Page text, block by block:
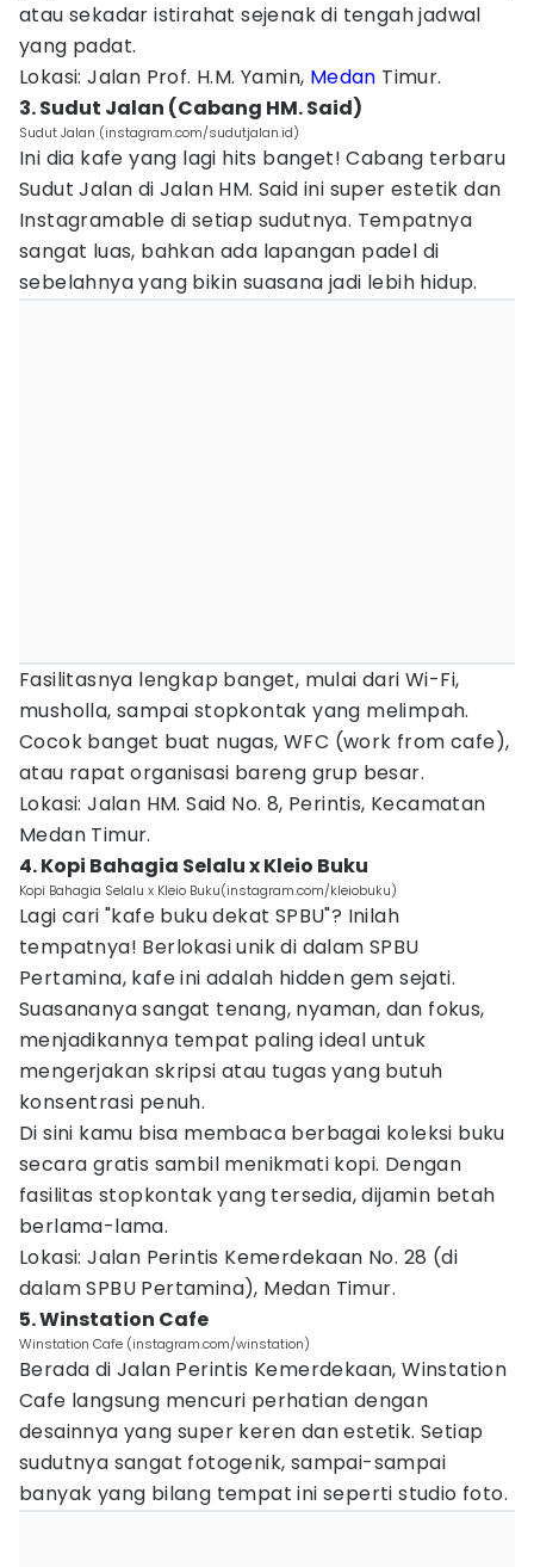
atau sekadar istirahat sejenak di tengah jadwal
yang padat.
Lokasi: Jalan Prof. H.M. Yamin, Medan Timur.
3. Sudut Jalan (Cabang HM. Said)
Sudut Jalan (instagram.com/sudutjalan.id)
Ini dia kafe yang lagi hits banget! Cabang terbaru
Sudut Jalan di Jalan HM. Said ini super estetik dan
Instagramable di setiap sudutnya. Tempatnya
sangat luas, bahkan ada lapangan padel di
sebelahnya yang bikin suasana jadi lebih hidup.
Fasilitasnya lengkap banget, mulai dari Wi-Fi,
musholla, sampai stopkontak yang melimpah.
Cocok banget buat nugas, WFC (work from cafe),
atau rapat organisasi bareng grup besar.
Lokasi: Jalan HM. Said No. 8, Perintis, Kecamatan
Medan Timur.
4. Kopi Bahagia Selalu x Kleio Buku
Kopi Bahagia Selalu x Kleio Buku(instagram.com/kleiobuku)
Lagi cari "kafe buku dekat SPBU"? Inilah
tempatnya! Berlokasi unik di dalam SPBU
Pertamina, kafe ini adalah hidden gem sejati.
Suasananya sangat tenang, nyaman, dan fokus,
menjadikannya tempat paling ideal untuk
mengerjakan skripsi atau tugas yang butuh
konsentrasi penuh.
Di sini kamu bisa membaca berbagai koleksi buku
secara gratis sambil menikmati kopi. Dengan
fasilitas stopkontak yang tersedia, dijamin betah
berlama-lama.
Lokasi: Jalan Perintis Kemerdekaan No. 28 (di
dalam SPBU Pertamina), Medan Timur.
5. Winstation Cafe
Winstation Cafe (instagram.com/winstation)
Berada di Jalan Perintis Kemerdekaan, Winstation
Cafe langsung mencuri perhatian dengan
desainnya yang super keren dan estetik. Setiap
sudutnya sangat fotogenik, sampai-sampai
banyak yang bilang tempat ini seperti studio foto.